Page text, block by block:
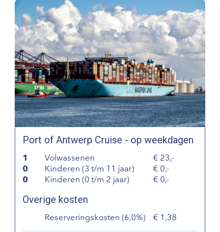
Port of Antwerp Cruise - op weekdagen
1 Volwassenen
23,-
0
Kinderen (3 t/m 11 jaar)
0,-
0
Kinderen (0 t/m 2 jaar) 0,-
Overige kosten
Reserveringskosten (6,0%) 1,38